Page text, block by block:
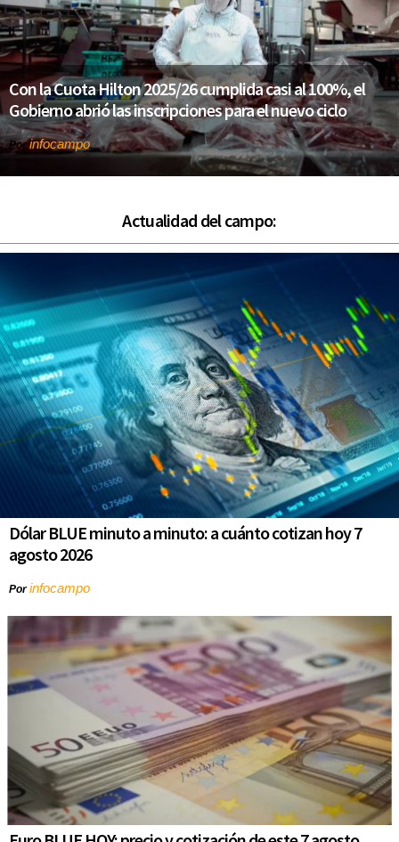
Con la Cuota Hilton 2025/26 cumplida casi al 100%, el
Gobierno abrió las inscripciones para el nuevo ciclo
Porinfocampo
Actualidad del campo:
Dólar BLUE minuto a minuto: a cuánto cotizan hoy 7
agosto 2026
Porinfocampo